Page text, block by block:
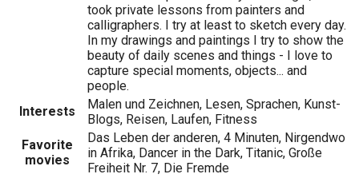
took private lessons from painters and
calligraphers. I try at least to sketch every day.
In my drawings and paintings I try to show the
beauty of daily scenes and things - I love to
capture special moments, objects... and
people.
Interests
Malen und Zeichnen, Lesen, Sprachen, Kunst-
Blogs, Reisen, Laufen, Fitness
Favorite
movies
Das Leben der anderen, 4 Minuten, Nirgendwo
in Afrika, Dancer in the Dark, Titanic, Große
Freiheit Nr. 7, Die Fremde